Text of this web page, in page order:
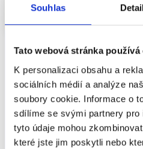
Souhlas
Tato webová stránka používá
K personalizaci obsahu a
sociálních médií a analýze
soubory cookie. Informace o
sdílíme se svými partnery pro
tyto údaje mohou
které jste jim poskytli nebo
zohlednit také aktuální...
ČÍST VÍCE
EQUAZEN ®